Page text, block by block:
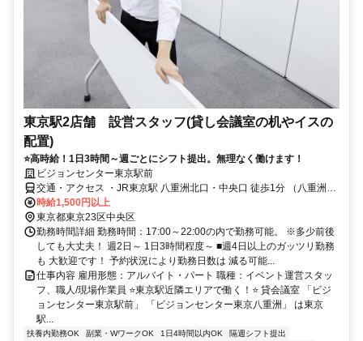
東京駅2店舗 設営スタッフ(貸し会議室の机やイスの
配置)
⭐高時給！1日3時間～週ごとにシフト提出。無理なく働けます！
ビジョンセンター東京駅前
交通・アクセス ・JR東京駅 八重洲北口・中央口 徒歩1分 （八重洲地
下街直結、地下街18番出口 徒歩0分） ・東京メトロ 銀座線・東西線
「日本橋駅（B3出口）」 徒歩5分
時給1,500円以上
東京都東京23区中央区
勤務時間詳細 勤務時間：17:00～22:00の内で勤務可能。 ※多少前後
しても大丈夫！ 週2日～ 1日3時間程度～ ■週4日以上のガッツリ勤務
も 大歓迎です！ 予約状況により勤務日数は 減る可能...
仕事内容 雇用形態：アルバイト・パート 職種：イベント運営スタッ
フ、職人/現場作業員 ⭐東京駅近隣エリアで働く！⭐ 貸会議室 「ビジ
ョンセンター東京駅前」 「ビジョンセンター東京八重洲」 は東京
駅...
扶養内勤務OK 副業・WワークOK 1日4時間以内OK
隔週シフト提出